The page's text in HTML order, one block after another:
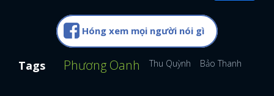
x
Hóng xem mọi người nói gì
Tags Phương Oanh Thu Quỳnh Bảo Thanh